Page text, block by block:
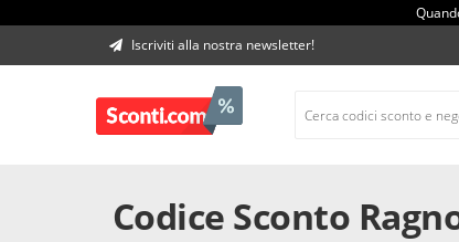
Iscriviti alla nostra newsletter!
Codice Sconto